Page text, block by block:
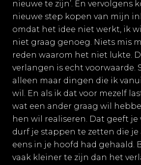
nieuwe te zijn’. En vervolgens
nieuwe step kopen van mijn
omdat het idee niet werkt, ik
niet graag genoeg. Niets mis
reden waarom het niet lukte.
verlangen is echt voorwaarde.
alleen maar dingen die ik
wil. En als ik dat voor mezelf
wat een ander graag wil
hen wil realiseren. Dat geeft je
durf je stappen te zetten die je
eens in je hoofd had gehaald.
vaak kleiner te zijn dan het